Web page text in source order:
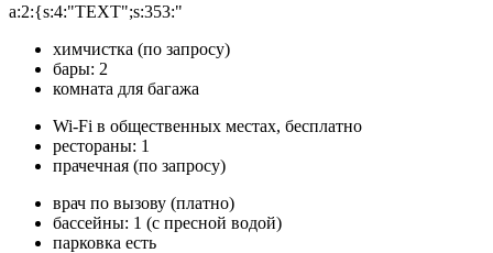
a:2:{s:4:"TEXT";s:353:"
химчистка (по запросу)
бары: 2
комната для багажа
Wi-Fi в общественных местах, бесплатно
рестораны: 1
прачечная (по запросу)
врач по вызову (платно)
бассейны: 1 (с пресной водой)
парковка есть